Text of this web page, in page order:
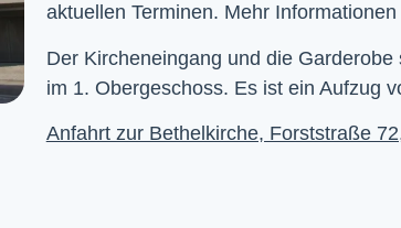
aktuellen Terminen. Mehr
Der Kircheneingang und die
im 1. Obergeschoss. Es ist ein Aufzug
Anfahrt zur Bethelkirche, Forststraße